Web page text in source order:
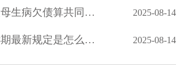
夫妻中一方父母生病欠债算共同债务吗 2025-08-14
欠款合同追诉期最新规定是怎么规定的？ 2025-08-14